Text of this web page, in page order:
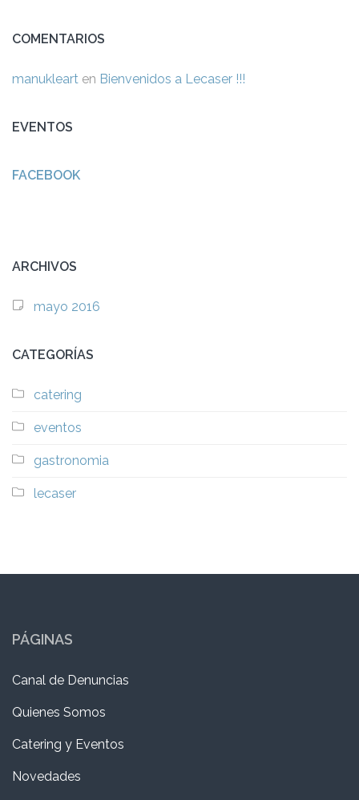
COMENTARIOS
manukleart en Bienvenidos a Lecaser !!!
EVENTOS
FACEBOOK
ARCHIVOS
mayo 2016
CATEGORÍAS
catering
eventos
gastronomia
lecaser
PÁGINAS
Canal de Denuncias
Quienes Somos
Catering y Eventos
Novedades